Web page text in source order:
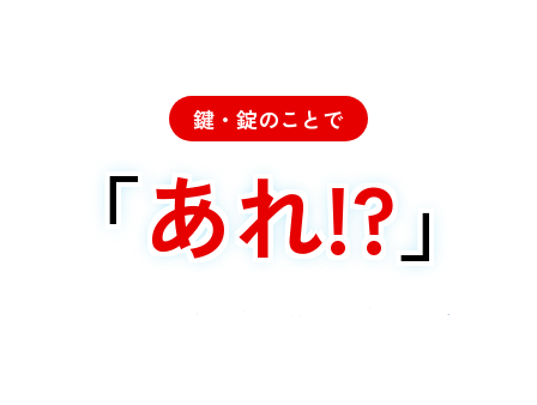
鍵・錠のことで
「あれ!?」
と思ったらまずはご相談ください